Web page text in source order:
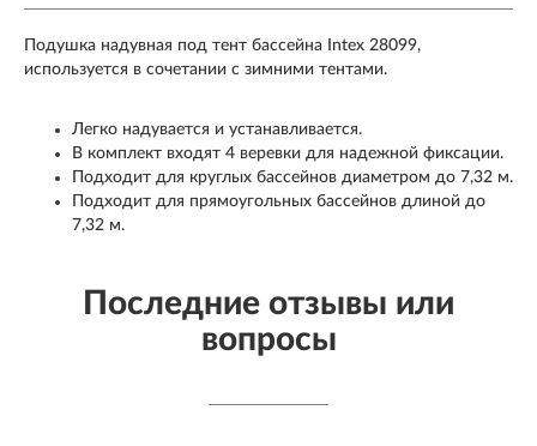
Подушка надувная под тент бассейна Intex 28099,
используется в сочетании с зимними тентами.
Легко надувается и устанавливается.
В комплект входят 4 веревки для надежной фиксации.
Подходит для круглых бассейнов диаметром до 7,32 м.
Подходит для прямоугольных бассейнов длиной до
7,32 м.
Последние отзывы или
вопросы